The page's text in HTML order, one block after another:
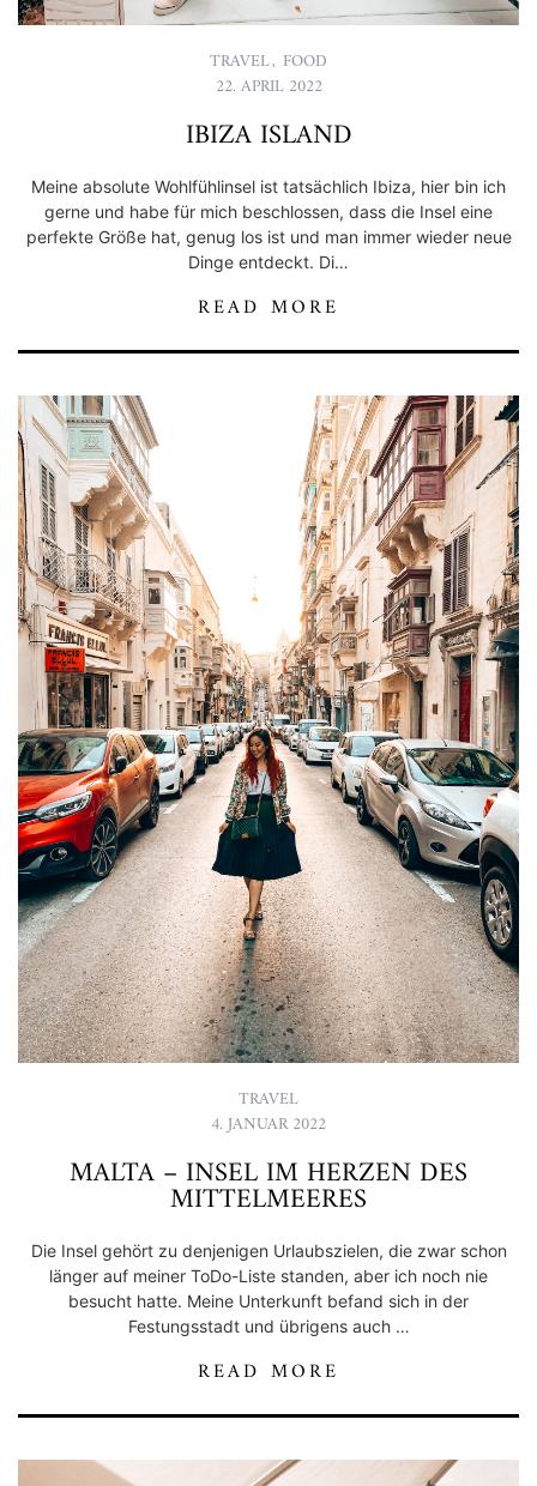
TRAVEL, FOOD
22. APRIL 2022
IBIZA ISLAND
Meine absolute Wohlfühlinsel ist tatsächlich Ibiza, hier bin ich
gerne und habe für mich beschlossen, dass die Insel eine
perfekte Größe hat, genug los ist und man immer wieder neue
Dinge entdeckt. Di…
READ MORE
TRAVEL
4. JANUAR 2022
MALTA – INSEL IM HERZEN DES
MITTELMEERES
Die Insel gehört zu denjenigen Urlaubszielen, die zwar schon
länger auf meiner ToDo-Liste standen, aber ich noch nie
besucht hatte. Meine Unterkunft befand sich in der
Festungsstadt und übrigens auch …
READ MORE